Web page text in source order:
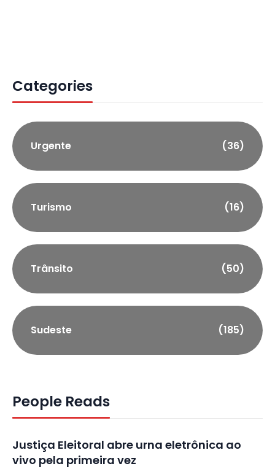
Categories
Urgente (36)
Turismo (16)
Trânsito (50)
Sudeste (185)
People Reads
Justiça Eleitoral abre urna eletrônica ao
vivo pela primeira vez